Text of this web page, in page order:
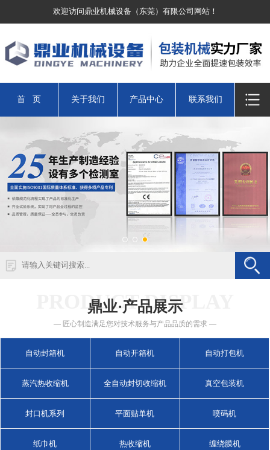
欢迎访问鼎业机械设备（东莞）有限公司网站！
首 页 关于我们 产品中心 联系我们
PRODUCT DISPLAY
鼎业·产品展示
— 匠心制造满足您对技术服务与产品品质的需求 —
自动封箱机 自动开箱机 自动打包机
蒸汽热收缩机 全自动封切收缩机 真空包装机
封口机系列 平面贴单机 喷码机
纸巾机 热收缩机 缠绕膜机